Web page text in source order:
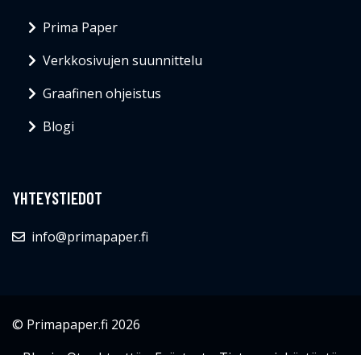
Prima Paper
Verkkosivujen suunnittelu
Graafinen ohjeistus
Blogi
YHTEYSTIEDOT
info@primapaper.fi
© Primapaper.fi 2026